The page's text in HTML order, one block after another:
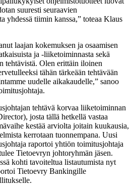
suuresti seuraavien
yhdessä tiimin kanssa,” toteaa Klaus
laajan kokemuksen ja osaamisen
ja -liiketoiminnasta sekä
tehtävistä. Olen erittäin iloinen
tähän tärkeään tehtävään
uudelle aikakaudelle,” sanoo
tehtävä korvaa liiketoiminnan
josta tällä hetkellä vastaa
kestää arviolta joitain kuukausia,
kerrotaan tuonnempana. Uusi
raportoi yhtiön toimitusjohtaja
Tietoevryn johtoryhmän jäsen.
kohti tavoiteltua listautumista nyt
Tietoevry Bankingille